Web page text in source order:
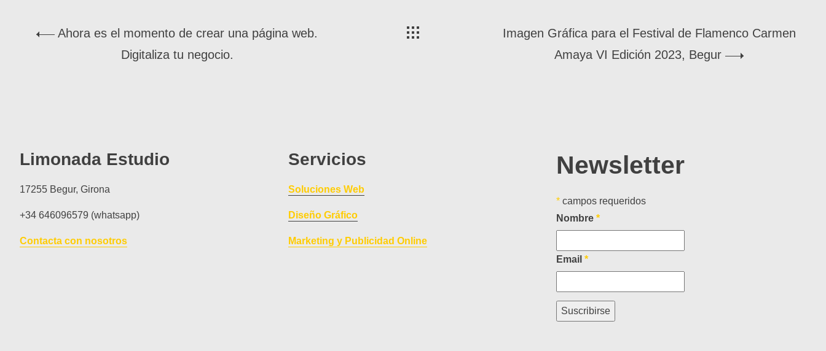
Ahora es el momento de crear una página web.
Digitaliza tu negocio.
Imagen Gráfica para el Festival de Flamenco Carmen
Amaya VI Edición 2023, Begur
Limonada Estudio
17255 Begur, Girona
+34 646096579 (whatsapp)
Contacta con nosotros
Servicios
Soluciones Web
Diseño Gráfico
Marketing y Publicidad Online
Newsletter
* campos requeridos
Nombre*
Email*